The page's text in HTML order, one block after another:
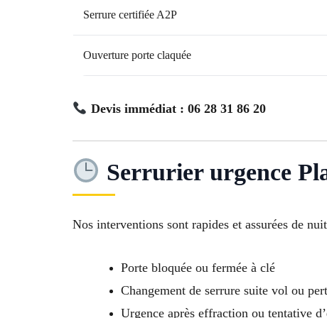
Serrure certifiée A2P
Ouverture porte claquée
Devis immédiat : 06 28 31 86 20
Serrurier urgence
Nos interventions sont rapides et assurées de
Porte bloquée ou fermée à clé
Changement de serrure suite vol ou
Urgence après effraction ou tentative